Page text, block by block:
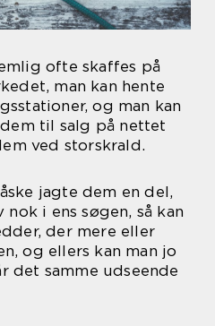
ofte skaffes på
man kan hente
og man kan
til salg på nettet
ved storskrald.
jagte dem en del,
i ens søgen, så kan
der mere eller
og ellers kan man jo
det samme udseende